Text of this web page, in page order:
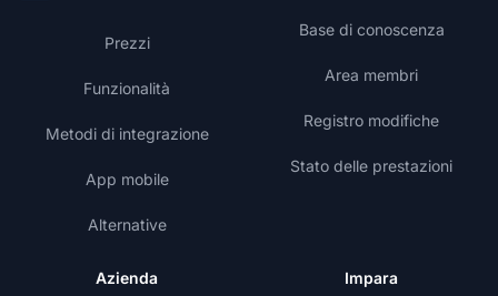
Prezzi
Funzionalità
Metodi di integrazione
App mobile
Alternative
Base di conoscenza
Area membri
Registro modifiche
Stato delle prestazioni
Azienda Impara